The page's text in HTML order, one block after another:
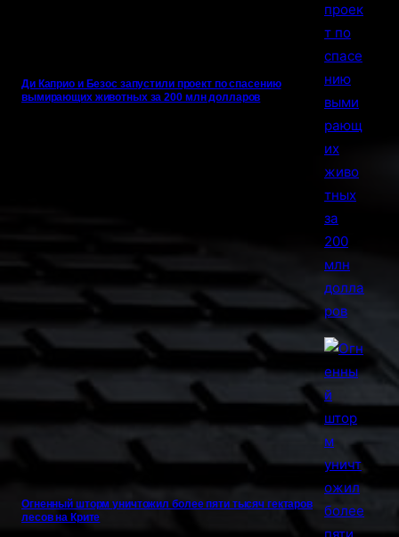
Ди Каприо и Безос запустили проект по спасению
вымирающих животных за 200 млн долларов
Огненный шторм уничтожил более пяти тысяч гектаров
лесов на Крите